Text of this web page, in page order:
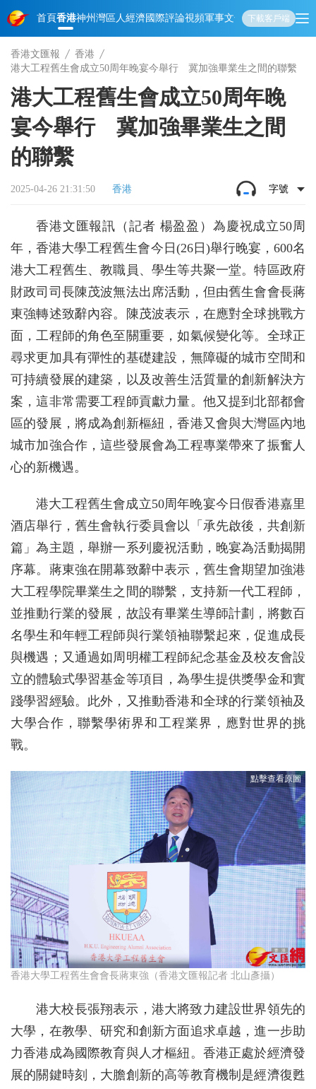
首頁香港神州 灣區人經濟國際評論視頻軍事文化 娛樂生活教育體
下載客戶端
香港文匯報
香港
港大工程舊生會成立50周年晚宴今舉行 冀加強畢業生之間的聯繫
港大工程舊生會成立50周年晚
宴今舉行 冀加強畢業生之間
的聯繫
2025-04-26 21:31:50 香港 字號
香港文匯報訊（記者 楊盈盈）為慶祝成立50周
年，香港大學工程舊生會今日(26日)舉行晚宴，600名
港大工程舊生、教職員、學生等共聚一堂。特區政府
財政司司長陳茂波無法出席活動，但由舊生會會長蔣
東強轉述致辭內容。陳茂波表示，在應對全球挑戰方
面，工程師的角色至關重要，如氣候變化等。全球正
尋求更加具有彈性的基礎建設，無障礙的城市空間和
可持續發展的建築，以及改善生活質量的創新解決方
案，這非常需要工程師貢獻力量。他又提到北部都會
區的發展，將成為創新樞紐，香港又會與大灣區內地
城市加強合作，這些發展會為工程專業帶來了振奮人
心的新機遇。
港大工程舊生會成立50周年晚宴今日假香港嘉里
酒店舉行，舊生會執行委員會以「承先啟後，共創新
篇」為主題，舉辦一系列慶祝活動，晚宴為活動揭開
序幕。蔣東強在開幕致辭中表示，舊生會期望加強港
大工程學院畢業生之間的聯繫，支持新一代工程師，
並推動行業的發展，故設有畢業生導師計劃，將數百
名學生和年輕工程師與行業領袖聯繫起來，促進成長
與機遇；又通過如周明權工程師紀念基金及校友會設
立的體驗式學習基金等項目，為學生提供獎學金和實
踐學習經驗。此外，又推動香港和全球的行業領袖及
大學合作，聯繫學術界和工程業界，應對世界的挑
戰。
香港大學工程舊生會會長蔣東強（香港文匯報記者 北山彥攝）
港大校長張翔表示，港大將致力建設世界領先的
大學，在教學、研究和創新方面追求卓越，進一步助
力香港成為國際教育與人才樞紐。香港正處於經濟發
展的關鍵時刻，大膽創新的高等教育機制是經濟復甦